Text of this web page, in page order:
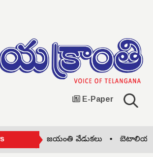
E-Paper
జయంతి వేడుకలు • బెటాలియన్‌లో